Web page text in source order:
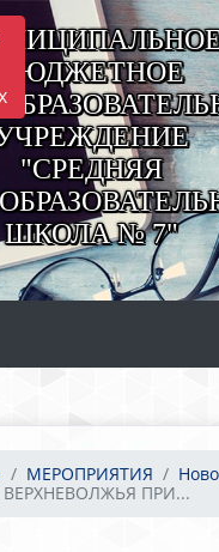
БЮДЖЕТНОЕ
"СРЕДНЯЯ
ШКОЛА № 7"
МЕРОПРИЯТИЯ
ПРИ...